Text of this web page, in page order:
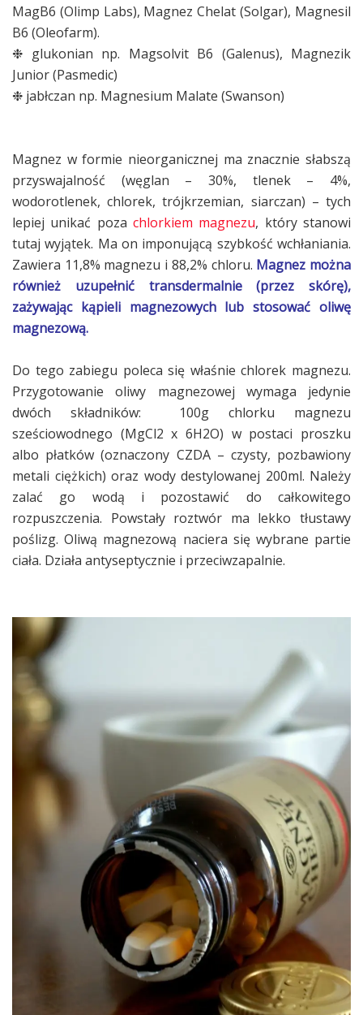
MagB6 (Olimp Labs), Magnez Chelat (Solgar), Magnesil
B6 (Oleofarm).
❉ glukonian np. Magsolvit B6 (Galenus), Magnezik
Junior (Pasmedic)
❉ jabłczan np. Magnesium Malate (Swanson)
Magnez w formie nieorganicznej ma znacznie słabszą
przyswajalność (węglan – 30%, tlenek – 4%,
wodorotlenek, chlorek, trójkrzemian, siarczan) – tych
lepiej unikać poza chlorkiem magnezu, który stanowi
tutaj wyjątek. Ma on imponującą szybkość wchłaniania.
Zawiera 11,8% magnezu i 88,2% chloru. Magnez można
również uzupełnić transdermalnie (przez skórę),
zażywając kąpieli magnezowych lub stosować oliwę
magnezową.
Do tego zabiegu poleca się właśnie chlorek magnezu.
Przygotowanie oliwy magnezowej wymaga jedynie
dwóch składników: 100g chlorku magnezu
sześciowodnego (MgCl2 x 6H2O) w postaci proszku
albo płatków (oznaczony CZDA – czysty, pozbawiony
metali ciężkich) oraz wody destylowanej 200ml. Należy
zalać go wodą i pozostawić do całkowitego
rozpuszczenia. Powstały roztwór ma lekko tłustawy
poślizg. Oliwą magnezową naciera się wybrane partie
ciała. Działa antyseptycznie i przeciwzapalnie.